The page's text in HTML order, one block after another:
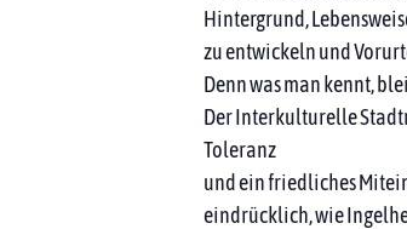
Hintergrund,
zu entwickeln und
Denn was man kennt,
Der Interkulturelle
Toleranz
und ein friedliches
eindrücklich, wie